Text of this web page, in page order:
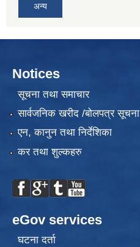
अन्य
Notices
सूचना तथा समाचार
सार्वजनिक खरीद /बोलपत्र सूचना
एन, कानुन तथा निर्देशिका
कर तथा शुल्कहरु
eGov services
घटना दर्ता